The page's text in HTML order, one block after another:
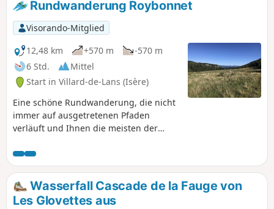
Rundwanderung Roybonnet
Visorando-Mitglied
12,48 km
+570 m
-570 m
6 Std.
Mittel
Start in Villard-de-Lans (Isère)
Eine schöne Rundwanderung, die nicht
immer auf ausgetretenen Pfaden
verläuft und Ihnen die meisten der
näherbringt: Wald, Almwiesen, Felsen
und wunderschöne Panoramen.
Wasserfall Cascade de la Fauge von
Les Glovettes aus